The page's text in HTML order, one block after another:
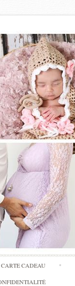
CARTE CADEAU